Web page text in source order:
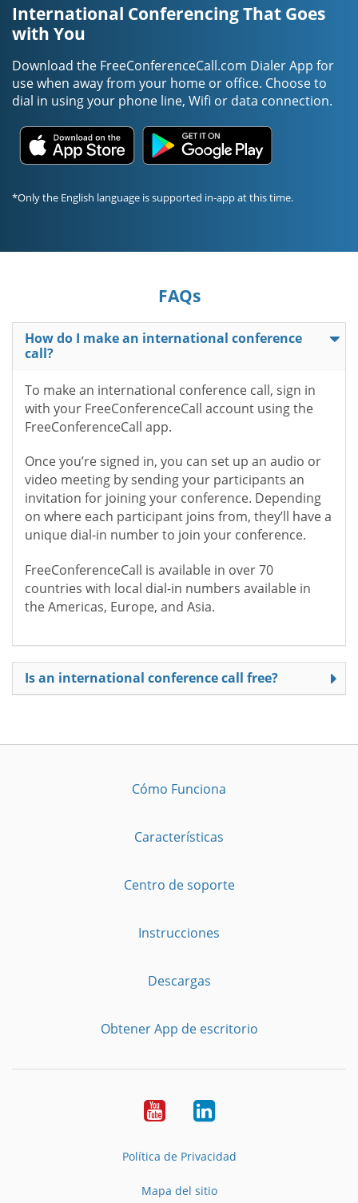
International Conferencing That Goes
with You
Download the FreeConferenceCall.com Dialer App for
use when away from your home or office. Choose to
dial in using your phone line, Wifi or data connection.
*Only the English language is supported in-app at this time.
FAQs
How do I make an international conference
call?
To make an international conference call, sign in
with your FreeConferenceCall account using the
FreeConferenceCall app.
Once you’re signed in, you can set up an audio or
video meeting by sending your participants an
invitation for joining your conference. Depending
on where each participant joins from, they’ll have a
unique dial-in number to join your conference.
FreeConferenceCall is available in over 70
countries with local dial-in numbers available in
the Americas, Europe, and Asia.
Is an international conference call free?
Cómo Funciona
Características
Centro de soporte
Instrucciones
Descargas
Obtener App de escritorio
YouTubeLinkedIn
Política de Privacidad
Mapa del sitio